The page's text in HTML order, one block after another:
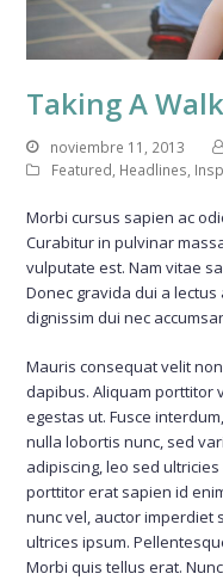
Taking A
noviembre 11, 2013
Featured, Headlines,
Morbi cursus sapien ac
Curabitur in pulvinar
vulputate est. Nam vitae
Donec gravida dui a
dignissim dui nec
Mauris consequat velit
dapibus. Aliquam porttitor
egestas ut. Fusce
nulla lobortis nunc, sed
adipiscing, leo sed
porttitor erat sapien id
nunc vel, auctor imperdiet
ultrices ipsum.
Morbi quis tellus erat.